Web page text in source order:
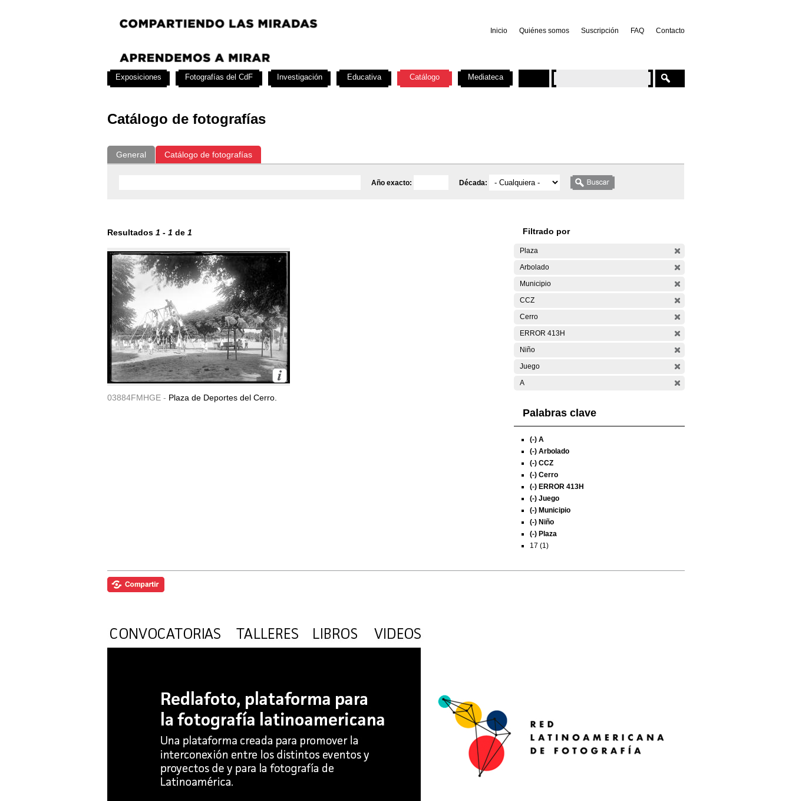
Inicio Quiénes somos Suscripción FAQ Contacto
Catálogo de fotografías
General Catálogo de fotografías
Año exacto: Década:
Resultados 1 - 1 de 1
03884FMHGE - Plaza de Deportes del Cerro.
Filtrado por
Plaza
Arbolado
Municipio
CCZ
Cerro
ERROR 413H
Niño
Juego
A
Palabras clave
(-) A
(-) Arbolado
(-) CCZ
(-) Cerro
(-) ERROR 413H
(-) Juego
(-) Municipio
(-) Niño
(-) Plaza
17 (1)
Exposiciones Fotografías del CdF Investigación Educativa Catálogo Mediateca